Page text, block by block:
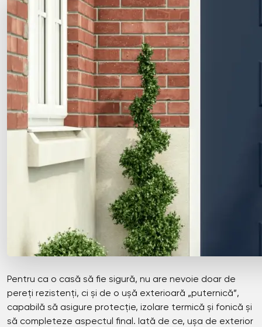
Pentru ca o casă să fie sigură, nu are nevoie doar de
pereți rezistenți, ci și de o ușă exterioară „puternică”,
capabilă să asigure protecție, izolare termică și fonică și
să completeze aspectul final. Iată de ce, ușa de exterior